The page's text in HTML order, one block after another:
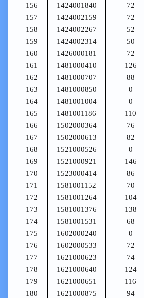
156
1424001840
72
157
1424002159
72
158
1424002267
52
159
1424002314
50
160
1426000181
72
161
1481000410
126
162
1481000707
88
163
1481000850 0
164
1481001004 0
165
1481001186
110
166
1502000364
76
167
1502000613
82
168
1521000526 0
169
1521000921
146
170
1523000414
86
171
1581001152
70
172
1581001264
104
173
1581001376
138
174
1581001531
68
175
1602000240 0
176
1602000533
72
177
1621000623
74
178
1621000640
124
179
1621000651
116
180
1621000875
94